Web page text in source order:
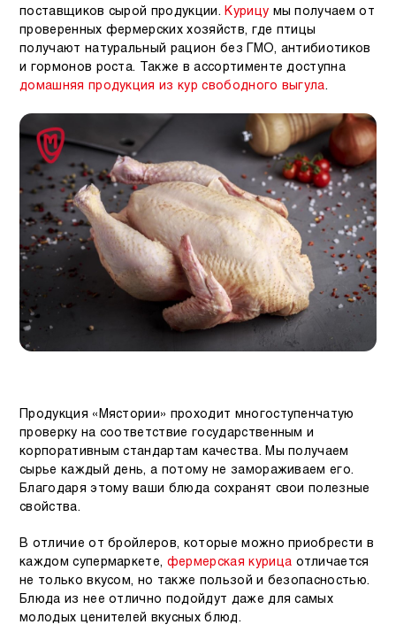
поставщиков сырой продукции. Курицу мы получаем от
проверенных фермерских хозяйств, где птицы
получают натуральный рацион без ГМО, антибиотиков
и гормонов роста. Также в ассортименте доступна
домашняя продукция из кур свободного выгула.
Продукция «Мястории» проходит многоступенчатую
проверку на соответствие государственным и
корпоративным стандартам качества. Мы получаем
сырье каждый день, а потому не замораживаем его.
Благодаря этому ваши блюда сохранят свои полезные
свойства.
В отличие от бройлеров, которые можно приобрести в
каждом супермаркете, фермерская курица отличается
не только вкусом, но также пользой и безопасностью.
Блюда из нее отлично подойдут даже для самых
молодых ценителей вкусных блюд.